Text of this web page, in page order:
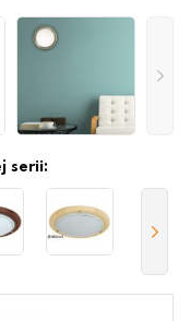
serii: